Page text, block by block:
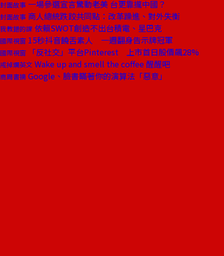
封面故事 一場參選宣言驚動老美 台更靠攏中國？
封面故事 商人總統跌跤共同點：改革躁進、對外失衡
我教錯的課 依賴SWOT創造不出台積電、星巴克
國際視窗 15秒抖音饒舌素人 一週翻身告示牌冠軍
國際視窗 「反社交」平台Pinterest 上市首日股價飆28%
戒掉爛英文 Wake up and smell the coffee 醒醒吧
商周書摘 Google、臉書瞞著你的演算法「惡意」